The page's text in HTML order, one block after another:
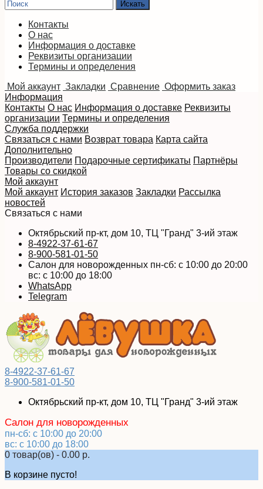
Контакты
О нас
Информация о доставке
Реквизиты организации
Термины и определения
Мой аккаунт Закладки Сравнение Оформить заказ
Информация
Контакты О нас Информация о доставке Реквизиты
организации Термины и определения
Служба поддержки
Связаться с нами Возврат товара Карта сайта
Дополнительно
Производители Подарочные сертификаты Партнёры
Товары со скидкой
Мой аккаунт
Мой аккаунт История заказов Закладки Рассылка
новостей
Связаться с нами
Октябрьский пр-кт, дом 10, ТЦ "Гранд" 3-ий этаж
8-4922-37-61-67
8-900-581-01-50
Салон для новорожденных пн-сб: с 10:00 до 20:00
вс: с 10:00 до 18:00
WhatsApp
Telegram
8-4922-37-61-67
8-900-581-01-50
Октябрьский пр-кт, дом 10, ТЦ "Гранд" 3-ий этаж
Салон для новорожденных
пн-сб: с 10:00 до 20:00
вс: с 10:00 до 18:00
0 товар(ов) - 0.00 р.
В корзине пусто!